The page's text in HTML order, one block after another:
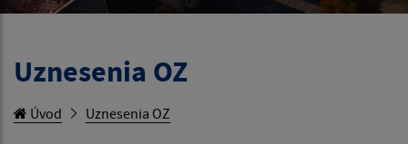
Uznesenia OZ
Úvod Uznesenia OZ